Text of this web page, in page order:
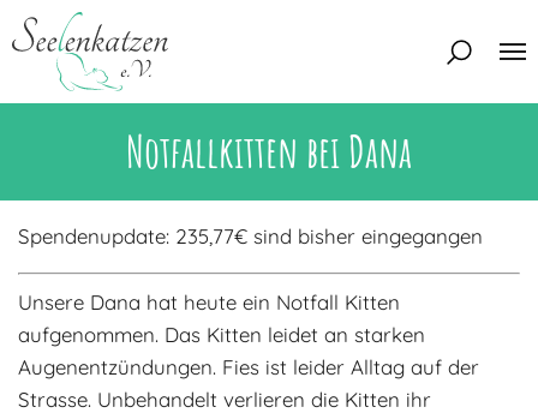
Unsere Tierschützer
Mitglied werden
Katzen
Eine Katze adoptieren
Interessentenbogen
Deine Hilfe
Notfallkitten bei Dana
Spendenupdate: 235,77€ sind bisher eingegangen
Unsere Dana hat heute ein Notfall Kitten
aufgenommen. Das Kitten leidet an starken
Augenentzündungen. Fies ist leider Alltag auf der
Strasse. Unbehandelt verlieren die Kitten ihr